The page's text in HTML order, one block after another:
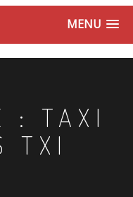
MENU
: TAXI
TXI